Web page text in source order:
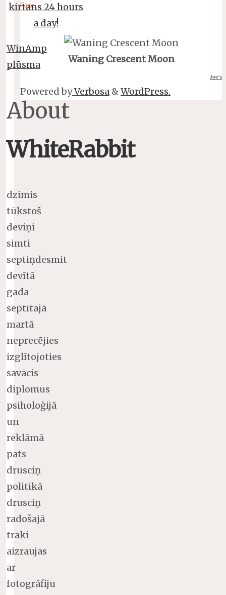
Fāze
Waning Crescent Moon
Joe's
Powered byVerbosa & WordPress.
WinAmp
plūsma
About
WhiteRabbit
dzimis
tūkstoš
deviņi
simti
septiņdesmit
devītā
gada
septītajā
martā
neprecējies
izglītojoties
savācis
diplomus
psiholoģijā
un
reklāmā
pats
drusciņ
politikā
drusciņ
radošajā
traki
aizraujas
ar
fotogrāfiju